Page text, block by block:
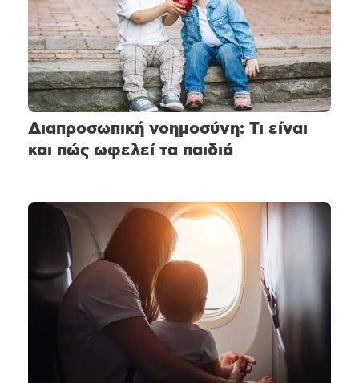
Διαπροσωπική νοημοσύνη: Τι είναι
και πώς ωφελεί τα παιδιά